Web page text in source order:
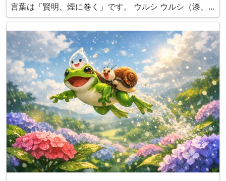
言葉は「賢明、煙に巻く」です。 ウルシ ウルシ（漆、
学名：Toxicodendron vernicifluum）は、中国、インド
原産で、ウルシ科ウルシ属の落葉高木です